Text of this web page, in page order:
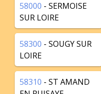
58000 - SERMOISE
SUR LOIRE
58300 - SOUGY SUR
LOIRE
58310 - ST AMAND